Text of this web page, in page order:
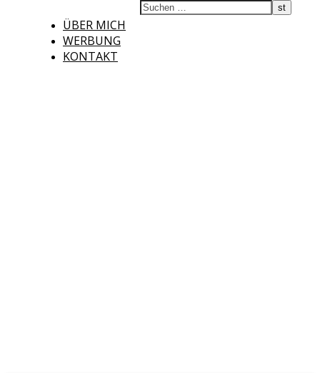
ÜBER MICH
WERBUNG
KONTAKT